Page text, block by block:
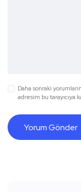
Daha sonraki
adresim bu tarayıcıya